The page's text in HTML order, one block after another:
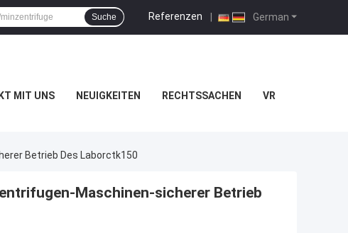
German
Referenzen |
Suche
MIT UNS NEUIGKEITEN RECHTSSACHEN VR
Betrieb Des Laborctk150
Maschinen-sicherer Betrieb